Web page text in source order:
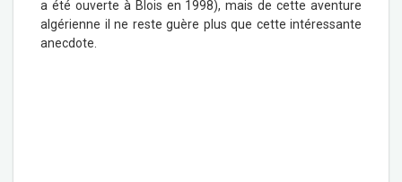
a été ouverte à Blois en 1998), mais de cette aventure
algérienne il ne reste guère plus que cette intéressante
anecdote.